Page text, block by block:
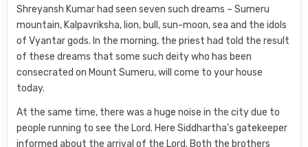
Shreyansh Kumar had seen seven such dreams – Sumeru
mountain, Kalpavriksha, lion, bull, sun-moon, sea and the idols
of Vyantar gods. In the morning, the priest had told the result
of these dreams that some such deity who has been
consecrated on Mount Sumeru, will come to your house
today.
At the same time, there was a huge noise in the city due to
people running to see the Lord. Here Siddhartha’s gatekeeper
informed about the arrival of the Lord. Both the brothers